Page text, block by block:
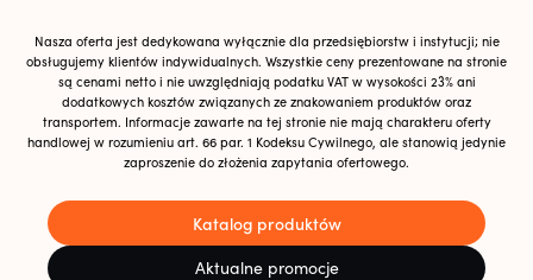
Nasza oferta jest dedykowana wyłącznie dla przedsiębiorstw i instytucji; nie
obsługujemy klientów indywidualnych. Wszystkie ceny prezentowane na stronie
są cenami netto i nie uwzględniają podatku VAT w wysokości 23% ani
dodatkowych kosztów związanych ze znakowaniem produktów oraz
transportem. Informacje zawarte na tej stronie nie mają charakteru oferty
handlowej w rozumieniu art. 66 par. 1 Kodeksu Cywilnego, ale stanowią jedynie
zaproszenie do złożenia zapytania ofertowego.
Katalog produktów
Aktualne promocje